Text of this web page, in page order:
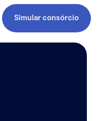
Simular consórcio